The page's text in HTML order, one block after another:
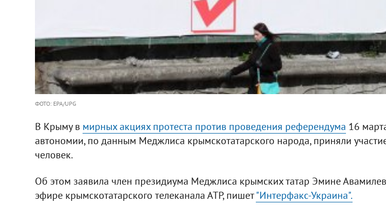
ФОТО: EPA/UPG
В Крыму в мирных акциях протеста против проведения референдума 16
автономии, по данным Меджлиса крымскотатарского народа, приняли
человек.
Об этом заявила член президиума Меджлиса крымских татар Эмине
эфире крымскотатарского телеканала АТР, пишет"Интерфакс-Украина".